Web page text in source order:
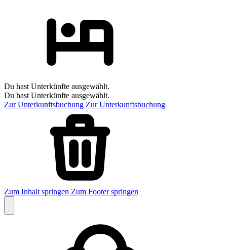
Du hast Unterkünfte ausgewählt.
Du hast Unterkünfte ausgewählt.
Zur Unterkunftsbuchung Zur Unterkunftsbuchung
Zum Inhalt springen Zum Footer springen